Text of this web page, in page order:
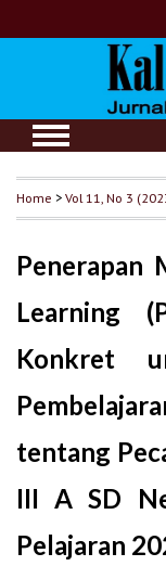
Home >Vol 11, No 3
Penerapan
Learning
Konkret
tentang
III A SD
Pelajaran